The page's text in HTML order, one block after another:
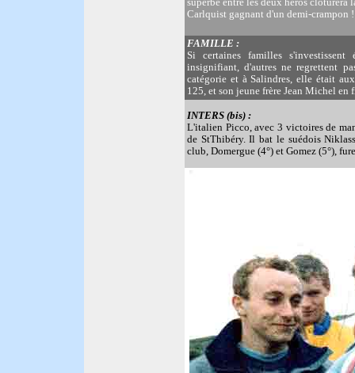
superbe entre les deux héros clôturera
Carlquist gagnant d'un demi-crampon !
FAMILLE :
Si certaines familles
insignifiant, d'autres ne regrettent
catégorie et à Salindres, elle était
125, et son jeune frère Jean Michel
INTERS (bis) :
L'italien Picco, avec 3 victoires de
de StThibéry. Il bat le suédois
club, Domergue (4°) et Gomez (5°),